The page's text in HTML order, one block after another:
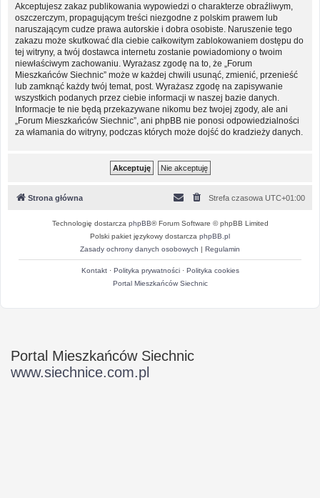
Akceptujesz zakaz publikowania wypowiedzi o charakterze obraźliwym,
oszczerczym, propagującym treści niezgodne z polskim prawem lub
naruszającym cudze prawa autorskie i dobra osobiste. Naruszenie tego
zakazu może skutkować dla ciebie całkowitym zablokowaniem dostępu do
tej witryny, a twój dostawca internetu zostanie powiadomiony o twoim
niewłaściwym zachowaniu. Wyrażasz zgodę na to, że „Forum
Mieszkańców Siechnic” może w każdej chwili usunąć, zmienić, przenieść
lub zamknąć każdy twój temat, post. Wyrażasz zgodę na zapisywanie
wszystkich podanych przez ciebie informacji w naszej bazie danych.
Informacje te nie będą przekazywane nikomu bez twojej zgody, ale ani
„Forum Mieszkańców Siechnic”, ani phpBB nie ponosi odpowiedzialności
za włamania do witryny, podczas których może dojść do kradzieży danych.
Strona główna Strefa czasowa UTC+01:00
Technologię dostarcza phpBB® Forum Software © phpBB Limited
Polski pakiet językowy dostarcza phpBB.pl
Zasady ochrony danych osobowych | Regulamin
Kontakt· Polityka prywatności· Polityka cookies
Portal Mieszkańców Siechnic
Portal Mieszkańców Siechnic
www.siechnice.com.pl